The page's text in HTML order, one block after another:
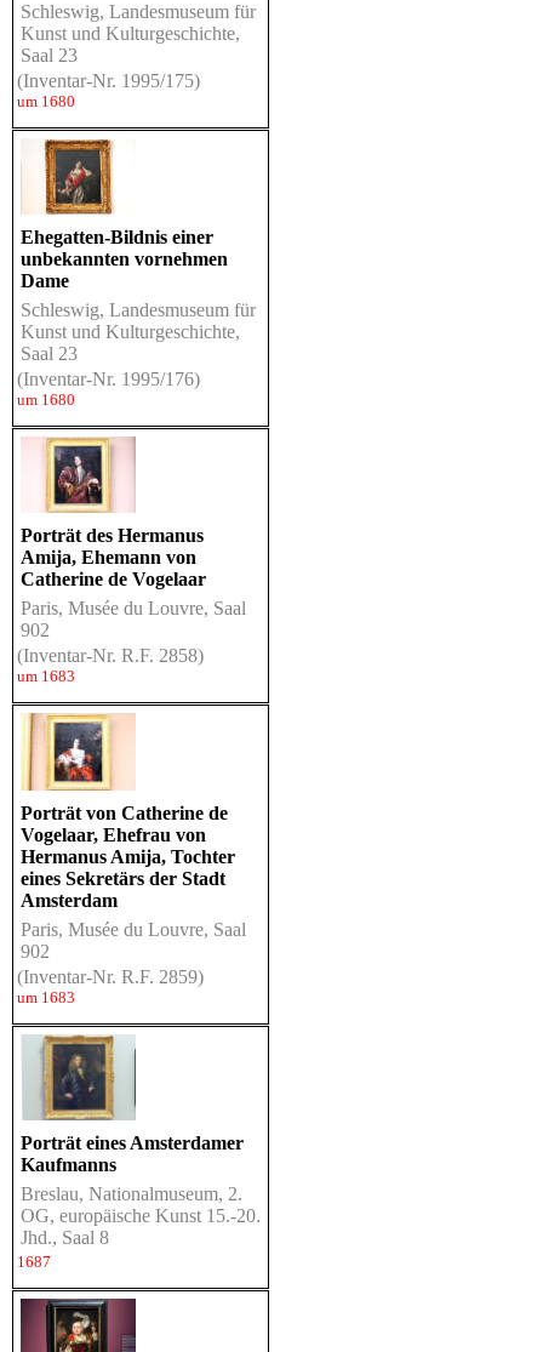
Schleswig, Landesmuseum für
Kunst und Kulturgeschichte,
Saal 23
(Inventar-Nr. 1995/175)
um 1680
Ehegatten-Bildnis einer
unbekannten vornehmen
Dame
Schleswig, Landesmuseum für
Kunst und Kulturgeschichte,
Saal 23
(Inventar-Nr. 1995/176)
um 1680
Porträt des Hermanus
Amija, Ehemann von
Catherine de Vogelaar
Paris, Musée du Louvre, Saal
902
(Inventar-Nr. R.F. 2858)
um 1683
Porträt von Catherine de
Vogelaar, Ehefrau von
Hermanus Amija, Tochter
eines Sekretärs der Stadt
Amsterdam
Paris, Musée du Louvre, Saal
902
(Inventar-Nr. R.F. 2859)
um 1683
Porträt eines Amsterdamer
Kaufmanns
Breslau, Nationalmuseum, 2.
OG, europäische Kunst 15.-20.
Jhd., Saal 8
1687